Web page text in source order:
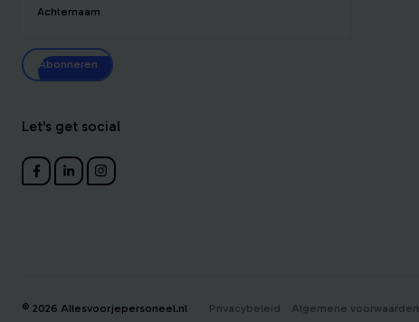
Achternaam
Abonneren
Let's get social
© 2026 Allesvoorjepersoneel.nl Privacybeleid Algemene voorwaarden